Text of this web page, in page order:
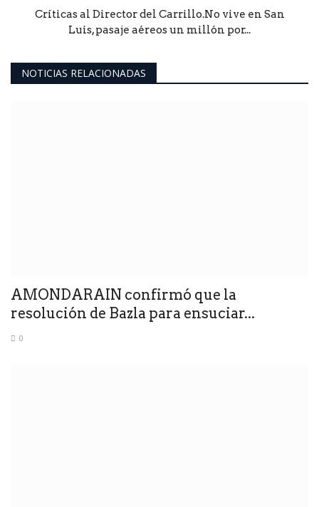
Críticas al Director del Carrillo.No vive en San
Luis, pasaje aéreos un millón por...
NOTICIAS RELACIONADAS
AMONDARAIN confirmó que la
resolución de Bazla para ensuciar...
0